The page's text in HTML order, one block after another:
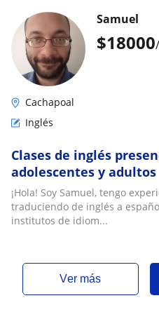
$18000
Samuel
Cachapoal
Inglés
Clases de inglés
adolescentes y adultos
¡Hola! Soy Samuel, tengo
traduciendo de inglés a
institutos de idiom...
ver más